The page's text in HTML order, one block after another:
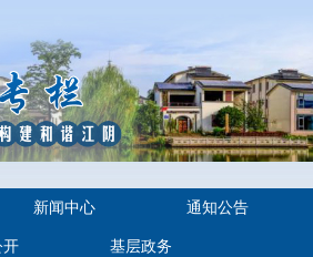
新闻中心 通知公告
开 基层政务